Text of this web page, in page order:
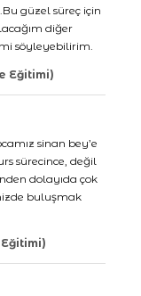
güzel süreç için
diğer
söyleyebilirim.
Eğitimi)
sinan bey’e
sürecince, değil
dolayıda çok
buluşmak